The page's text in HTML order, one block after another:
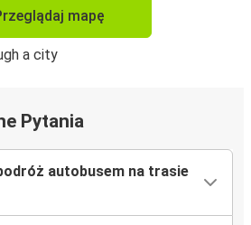
mapę
Pytania
autobusem na trasie